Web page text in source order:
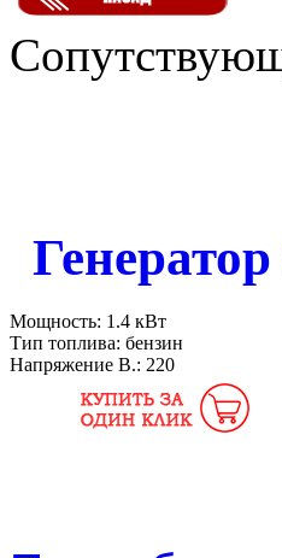
Мощность: 1.4 кВт
Тип топлива: бензин
Напряжение В.: 220